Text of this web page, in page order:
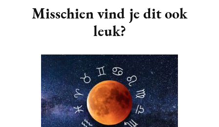
Navigation
Misschien vind je dit ook
leuk?